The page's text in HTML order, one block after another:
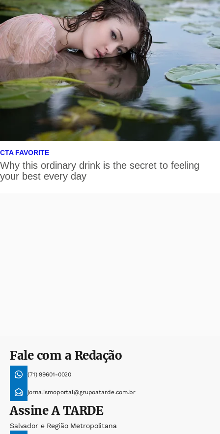
Fale com a Redação
(71) 99601-0020
jornalismoportal@grupoatarde.com.br
AssineA TARDE
Salvador e Região Metropolitana